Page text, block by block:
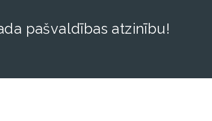
pašvaldības atzinību!